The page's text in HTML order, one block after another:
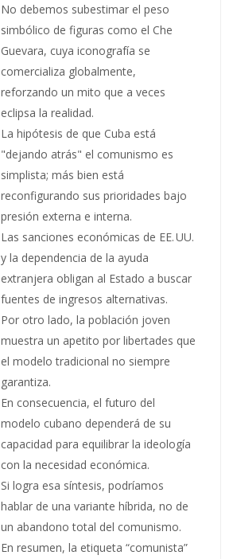
No debemos subestimar el peso
simbólico de figuras como el Che
Guevara, cuya iconografía se
comercializa globalmente,
reforzando un mito que a veces
eclipsa la realidad.
La hipótesis de que Cuba está
"dejando atrás" el comunismo es
simplista; más bien está
reconfigurando sus prioridades bajo
presión externa e interna.
Las sanciones económicas de EE. UU.
y la dependencia de la ayuda
extranjera obligan al Estado a buscar
fuentes de ingresos alternativas.
Por otro lado, la población joven
muestra un apetito por libertades que
el modelo tradicional no siempre
garantiza.
En consecuencia, el futuro del
modelo cubano dependerá de su
capacidad para equilibrar la ideología
con la necesidad económica.
Si logra esa síntesis, podríamos
hablar de una variante híbrida, no de
un abandono total del comunismo.
En resumen, la etiqueta “comunista”